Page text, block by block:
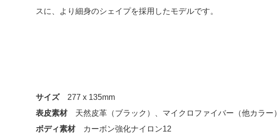
スに、より細身のシェイプを採用したモデルです。
サイズ277 x 135mm
表皮素材天然皮革（ブラック）、マイクロファイバー（他カラー）
ボディ素材カーボン強化ナイロン12